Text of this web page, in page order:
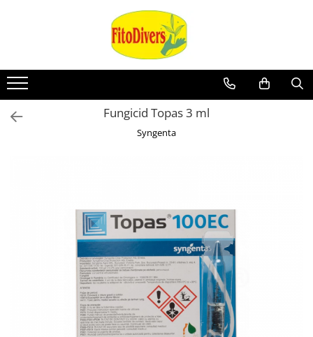
Fungicid Topas 3 ml
Syngenta